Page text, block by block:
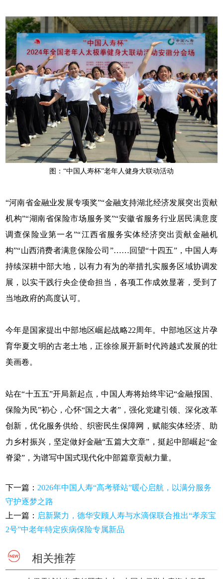
图：“中国人寿杯”老年人健身大联动活动
“河南省金融业发展专项奖”“金融支持湖北经济发展突出贡献
机构”“湖南省保险市场服务奖”“安徽省服务行业居民满意度
调查保险业第一名”“江西省服务实体经济突出贡献金融机
构”“山西消费者满意保险公司”……回望“十四五”，中国人寿
持续深耕中部大地，以有力有为的举措扎实服务区域协调发
展，以实干践行央企使命担当，各项工作成效显著，受到了
当地政府的高度认可。
今年是国家提出中部地区崛起战略22周年。中部地区这片孕
育华夏文明的古老土地，正徐徐展开新时代跨越式发展的壮
美画卷。
站在“十五五”开局新起点，中国人寿将始终牢记“金融报国、
保险为民”初心，心怀“国之大者”，强化党建引领、深化改革
创新，优化服务供给、织密民生保障网，赋能实体经济、助
力乡村振兴，坚定做好金融“五篇大文章”，挺起中部崛起“金
脊梁”，为谱写中国式现代化中部篇章贡献力量。
下一篇： 2026年中国人寿“高考驿站”暖心启航，以满分服务
守护逐梦之路
上一篇： 启新聚力，德华安顾人寿与水滴保联合推出“孝亲宝
2号”中老年特定疾病保险专属新品
相关推荐